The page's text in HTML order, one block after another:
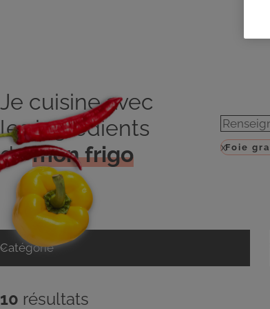
Je cuisine avec
les ingrédients
demon frigo
10 résultats